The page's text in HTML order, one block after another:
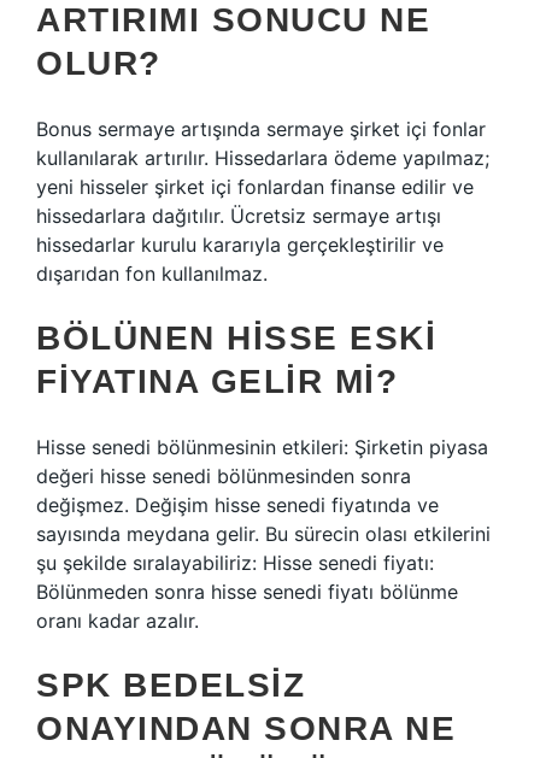
ARTIRIMI SONUCU NE
OLUR?
Bonus sermaye artışında sermaye şirket içi fonlar
kullanılarak artırılır. Hissedarlara ödeme yapılmaz;
yeni hisseler şirket içi fonlardan finanse edilir ve
hissedarlara dağıtılır. Ücretsiz sermaye artışı
hissedarlar kurulu kararıyla gerçekleştirilir ve
dışarıdan fon kullanılmaz.
BÖLÜNEN HISSE ESKI
FIYATINA GELIR MI?
Hisse senedi bölünmesinin etkileri: Şirketin piyasa
değeri hisse senedi bölünmesinden sonra
değişmez. Değişim hisse senedi fiyatında ve
sayısında meydana gelir. Bu sürecin olası etkilerini
şu şekilde sıralayabiliriz: Hisse senedi fiyatı:
Bölünmeden sonra hisse senedi fiyatı bölünme
oranı kadar azalır.
SPK BEDELSIZ
ONAYINDAN SONRA NE